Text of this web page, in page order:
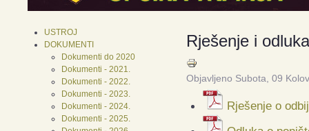
USTROJ
DOKUMENTI
Dokumenti do 2020
Dokumenti - 2021.
Dokumenti - 2022.
Dokumenti - 2023.
Dokumenti - 2024.
Dokumenti - 2025.
Rješenje i
Objavljeno Subota, 09
Rješenje o